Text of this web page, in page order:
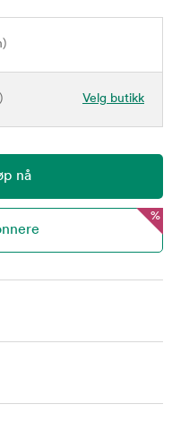
Velg butikk
%